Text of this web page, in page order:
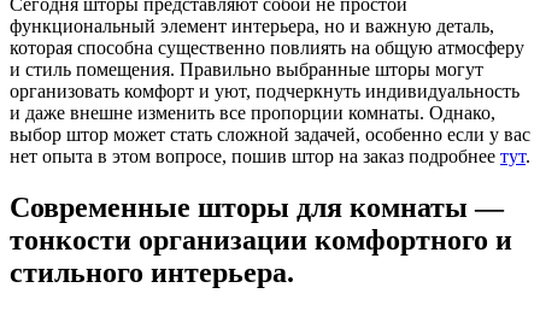
функциональный элемент интерьера, но и важную деталь,
которая способна существенно повлиять на общую атмосферу
и стиль помещения. Правильно выбранные шторы могут
организовать комфорт и уют, подчеркнуть индивидуальность
и даже внешне изменить все пропорции комнаты. Однако,
выбор штор может стать сложной задачей, особенно если у вас
нет опыта в этом вопросе, пошив штор на заказ подробнее тут.
Современные шторы для комнаты —
тонкости организации комфортного и
стильного интерьера.